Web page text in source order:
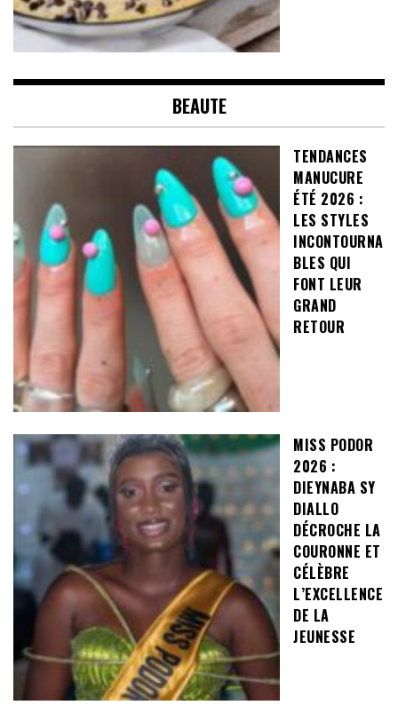
BEAUTE
TENDANCES
MANUCURE
ÉTÉ 2026 :
LES STYLES
INCONTOURNA
BLES QUI
FONT LEUR
GRAND
RETOUR
MISS PODOR
2026 :
DIEYNABA SY
DIALLO
DÉCROCHE LA
COURONNE ET
CÉLÈBRE
L’EXCELLENCE
DE LA
JEUNESSE